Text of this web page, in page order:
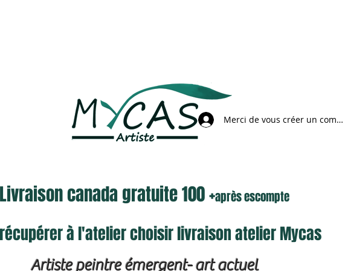
Merci de vous créer un compte
canada gratuite 100 +après escompte
à l'atelier choisir livraison atelier Mycas
Artiste peintre émergent- art actuel